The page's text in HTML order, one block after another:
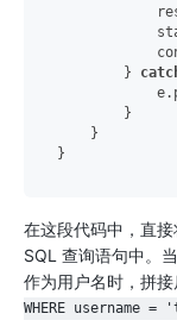
        }
        }
    }
在这段代码中，直
SQL 查询语句中。
作为用户名时，拼
WHERE username